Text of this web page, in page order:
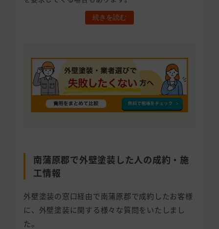
続きを読む
南蒲原郡で外壁塗装した人の成約・施
工情報
外壁塗装の窓口経由で南蒲原郡で成約したお客様
に、外壁塗装に関する様々な質問をいたしまし
た。